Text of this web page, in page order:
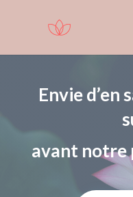
Envie d’en
avant notre